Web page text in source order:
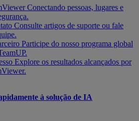
Conectando pessoas, lugares e
Consulte artigos de suporte ou fale
Participe do nosso programa global
Explore os resultados alcançados por
à solução de IA